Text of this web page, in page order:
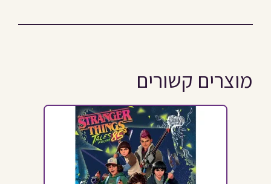
מוצרים קשורים